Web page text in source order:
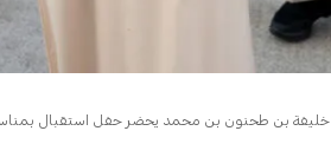
خليفة بن طحنون بن محمد يحضر حفل استقبال